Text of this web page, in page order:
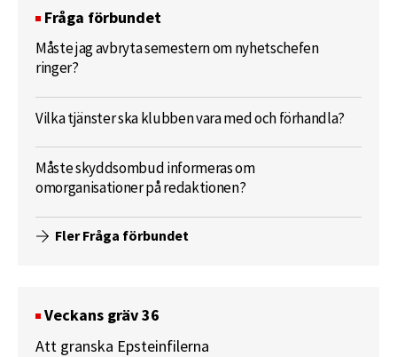
Fråga förbundet
Måste jag avbryta semestern om nyhetschefen
ringer?
Vilka tjänster ska klubben vara med och förhandla?
Måste skyddsombud informeras om
omorganisationer på redaktionen?
Fler Fråga förbundet
Veckans gräv 36
Att granska Epsteinfilerna